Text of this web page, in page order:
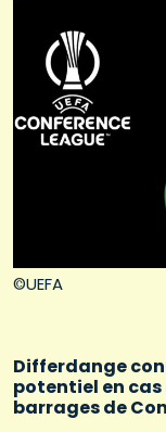
©UEFA
Differdange
potentiel en
barrages de